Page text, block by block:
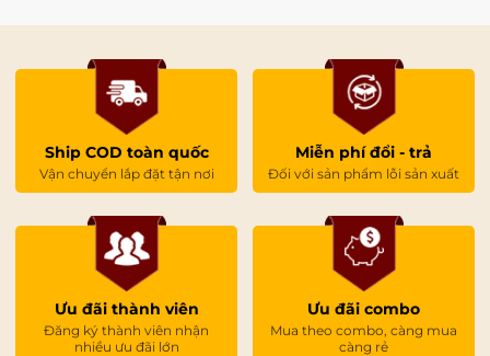
Ship COD toàn quốc
Vận chuyển lắp đặt tận nơi
Miễn phí đổi - trả
Đối với sản phẩm lỗi sản xuất
Ưu đãi thành viên
Đăng ký thành viên nhận
nhiều ưu đãi lớn
Ưu đãi combo
Mua theo combo, càng mua
càng rẻ